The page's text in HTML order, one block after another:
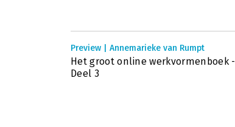
Preview | Annemarieke van Rumpt
Het groot online werkvormenboek -
Deel 3